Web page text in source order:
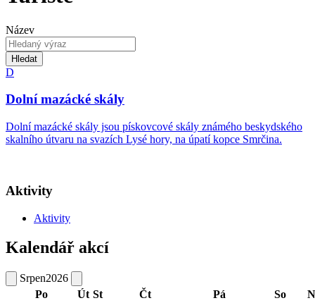
Název
Hledat
D
Dolní mazácké skály
Dolní mazácké skály jsou pískovcové skály známého beskydského
skalního útvaru na svazích Lysé hory, na úpatí kopce Smrčina.
Aktivity
Aktivity
Kalendář akcí
Srpen2026
Po
Út St Čt Pá So